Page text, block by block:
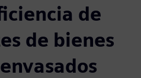
de
de bienes